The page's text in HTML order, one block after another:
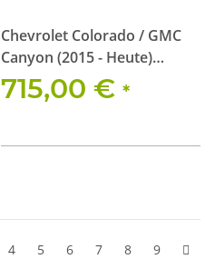
Chevrolet Colorado / GMC
Canyon (2015 - Heute)
Slimsport Dachträger Kit /
Scheinwerferbereit
715,00 € *
4 5 6 7 8 9